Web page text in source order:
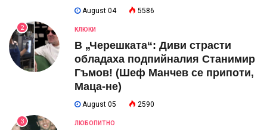
August 04 5586
2 КЛЮКИ
В „Черешката“: Диви страсти
обладаха подпийналия Станимир
Гъмов! (Шеф Манчев се припоти,
Маца-не)
August 05 2590
3 ЛЮБОПИТНО